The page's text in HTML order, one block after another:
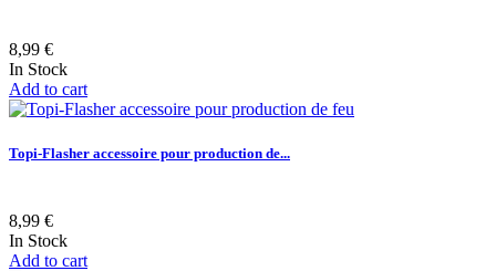
8,99 €
In Stock
Add to cart
Topi-Flasher accessoire pour production de...
8,99 €
In Stock
Add to cart